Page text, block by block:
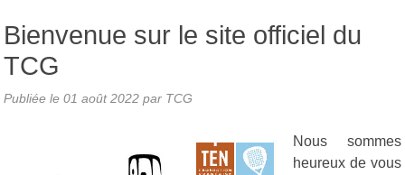
Bienvenue sur le site officiel du
TCG
Publiée le 01 août 2022 par TCG
Nous sommes
heureux de vous